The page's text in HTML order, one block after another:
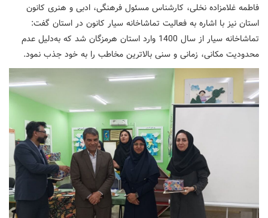
فاطمه غلامزاده نخلی، کارشناس مسئول فرهنگی، ادبی و هنری کانون
استان نیز با اشاره به فعالیت تماشاخانه سیار کانون در استان گفت:
تماشاخانه سیار از سال 1400 وارد استان هرمزگان شد که به‌دلیل عدم
محدودیت مکانی، زمانی و سنی بالاترین مخاطب را به خود جذب نمود.